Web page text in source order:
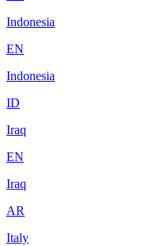
Indonesia
EN
Indonesia
ID
Iraq
EN
Iraq
AR
Italy